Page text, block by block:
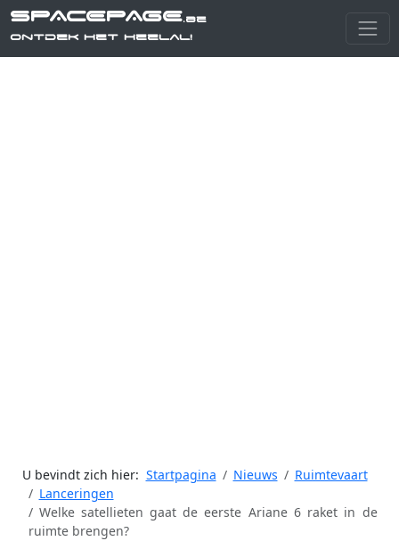
SPACEPAGE.be
Ontdek het heelal!
U bevindt zich hier: Startpagina Nieuws
Ruimtevaart
Lanceringen
Welke satellieten gaat de eerste Ariane 6 raket in de
ruimte brengen?